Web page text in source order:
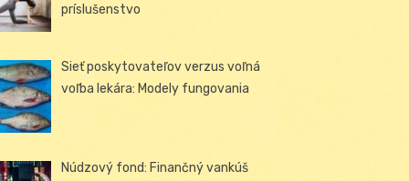
príslušenstvo
Sieť poskytovateľov verzus voľná
voľba lekára: Modely fungovania
Núdzový fond: Finančný vankúš